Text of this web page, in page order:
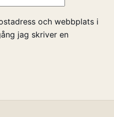
och webbplats i
jag skriver en